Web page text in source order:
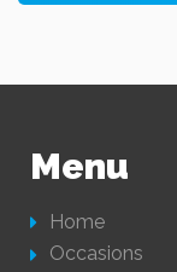
Menu
Home
Occasions